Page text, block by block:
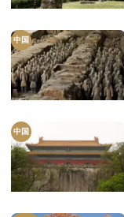
中国
中国